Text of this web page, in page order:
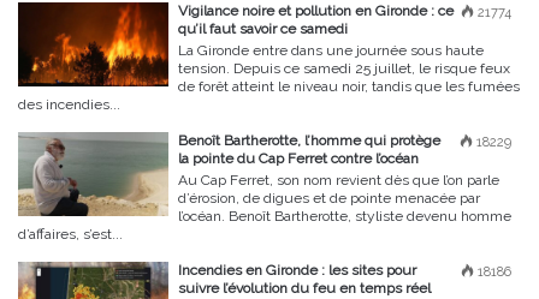
21774
Vigilance noire et pollution en Gironde : ce
qu’il faut savoir ce samedi
La Gironde entre dans une journée sous haute
tension. Depuis ce samedi 25 juillet, le risque feux
de forêt atteint le niveau noir, tandis que les fumées
des incendies...
18229
Benoît Bartherotte, l’homme qui protège
la pointe du Cap Ferret contre l’océan
Au Cap Ferret, son nom revient dès que l’on parle
d’érosion, de digues et de pointe menacée par
l’océan. Benoît Bartherotte, styliste devenu homme
d’affaires, s’est...
18186
Incendies en Gironde : les sites pour
suivre l’évolution du feu en temps réel